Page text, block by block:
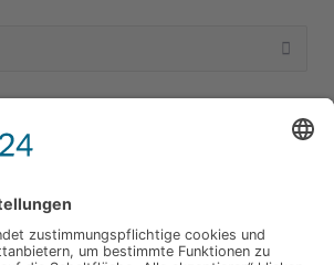
Unsere Kategorien
Apple Intern
Apple Software
Nützliches Apple Zubehör